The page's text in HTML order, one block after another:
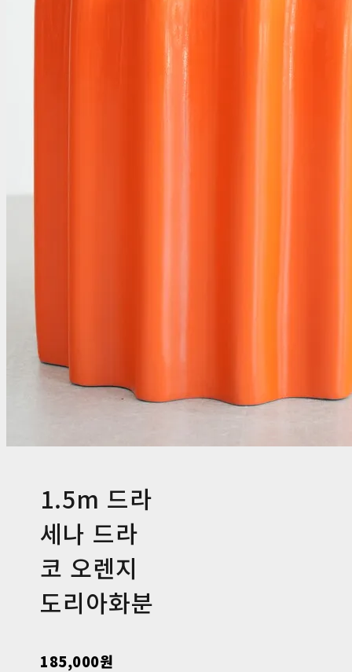
1.5m 드라
세나 드라
코 오렌지
도리아화분
185,000원